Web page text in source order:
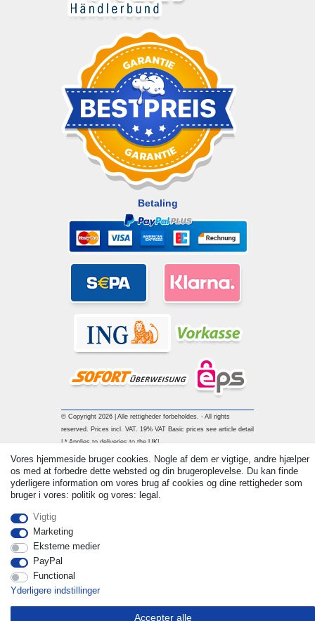
Betaling
© Copyright 2026 | Alle rettigheder forbeholdes. - All rights
reserved. Prices incl. VAT. 19% VAT Basic prices see article detail
| * Applies to deliveries to the UK!
Vores hjemmeside bruger cookies. Nogle af dem er vigtige, andre hjælper
os med at forbedre dette websted og din brugeroplevelse. Du kan finde
yderligere information om vores brug af cookies og dine rettigheder som
bruger i vores: politik og vores: legal.
Vigtig
Marketing
Eksterne medier
PayPal
Functional
Yderligere indstillinger
Accepter alle
Withdraw from contract here Kontakt